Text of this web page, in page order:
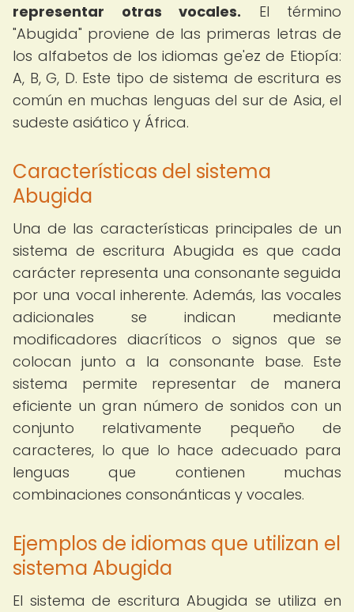
representar otras vocales. El término
"Abugida" proviene de las primeras letras de
los alfabetos de los idiomas ge'ez de Etiopía:
A, B, G, D. Este tipo de sistema de escritura es
común en muchas lenguas del sur de Asia, el
sudeste asiático y África.
Características del sistema
Abugida
Una de las características principales de un
sistema de escritura Abugida es que cada
carácter representa una consonante seguida
por una vocal inherente. Además, las vocales
adicionales se indican mediante
modificadores diacríticos o signos que se
colocan junto a la consonante base. Este
sistema permite representar de manera
eficiente un gran número de sonidos con un
conjunto relativamente pequeño de
caracteres, lo que lo hace adecuado para
lenguas que contienen muchas
combinaciones consonánticas y vocales.
Ejemplos de idiomas que utilizan el
sistema Abugida
El sistema de escritura Abugida se utiliza en